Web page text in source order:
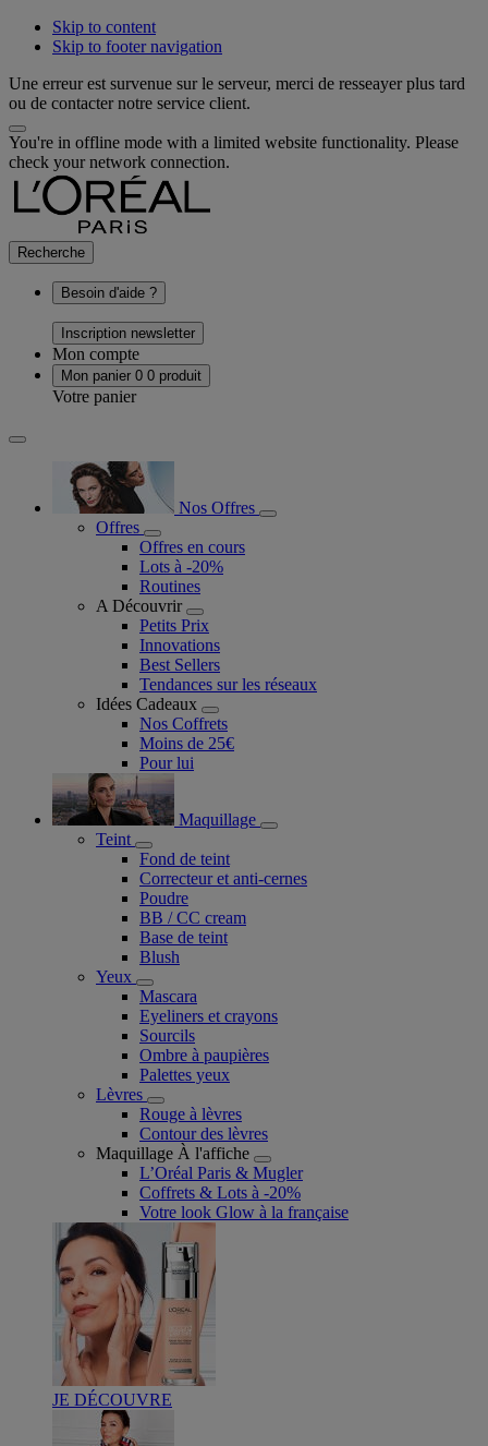
Skip to content
Skip to footer navigation
Une erreur est survenue sur le serveur, merci de resseayer plus tard
ou de contacter notre service client.
You're in offline mode with a limited website functionality. Please
check your network connection.
Recherche
Besoin d'aide ?
Inscription newsletter
Mon compte
Mon panier 0 0 produit
Votre panier
Nos Offres
Offres
Offres en cours
Lots à -20%
Routines
A Découvrir
Petits Prix
Innovations
Best Sellers
Tendances sur les réseaux
Idées Cadeaux
Nos Coffrets
Moins de 25€
Pour lui
Maquillage
Teint
Fond de teint
Correcteur et anti-cernes
Poudre
BB / CC cream
Base de teint
Blush
Yeux
Mascara
Eyeliners et crayons
Sourcils
Ombre à paupières
Palettes yeux
Lèvres
Rouge à lèvres
Contour des lèvres
Maquillage À l'affiche
L’Oréal Paris & Mugler
Coffrets & Lots à -20%
Votre look Glow à la française
JE DÉCOUVRE